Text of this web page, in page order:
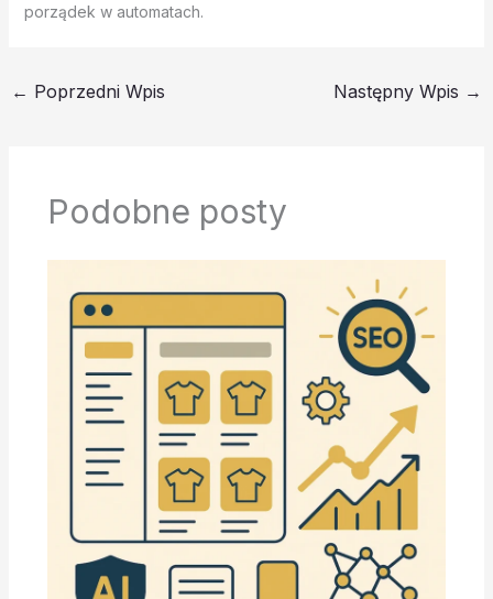
porządek w automatach.
← Poprzedni Wpis Następny Wpis →
Podobne posty